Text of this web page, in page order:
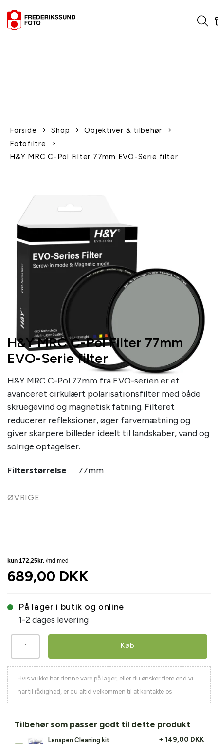
Forside Shop
Objektiver & tilbehør
Fotofiltre
H&Y MRC C-Pol Filter 77mm EVO-Serie filter
H&Y MRC C-Pol Filter 77mm
EVO-Serie filter
H&Y MRC C-Pol 77mm fra EVO-serien er et
avanceret cirkulært polarisationsfilter med både
skruegevind og magnetisk fatning. Filteret
reducerer refleksioner, øger farvemætning og
giver skarpere billeder ideelt til landskaber, vand og
solrige optagelser.
Filterstørrelse 77mm
ØVRIGE
689,00 DKK
På lager i butik og online
1-2 dages levering
Køb
Hvis vi ikke har denne vare på lager, eller du ønsker flere end vi
har til rådighed, er du altid velkommen til at kontakte os
Tilbehør som passer godt til dette produkt
Lenspen Cleaning kit + 149,00 DKK